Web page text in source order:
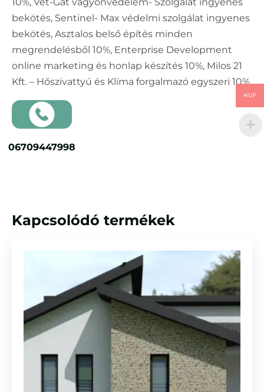
bekötés, Sentinel- Max védelmi szolgálat ingyenes
bekötés, Asztalos belső építés minden
megrendelésből 10%, Enterprise Development
online marketing és honlap készítés 10%, Milos 21
Kft. – Hőszivattyú és Klíma forgalmazó egyszeri 10%
06709447998
Kapcsolódó termékek
HUF